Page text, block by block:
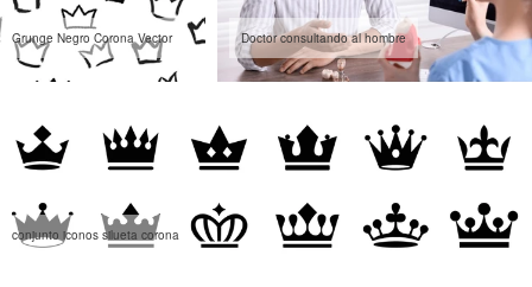
Grunge Negro Corona Vector Doctor consultando al hombre
conjunto iconos silueta corona